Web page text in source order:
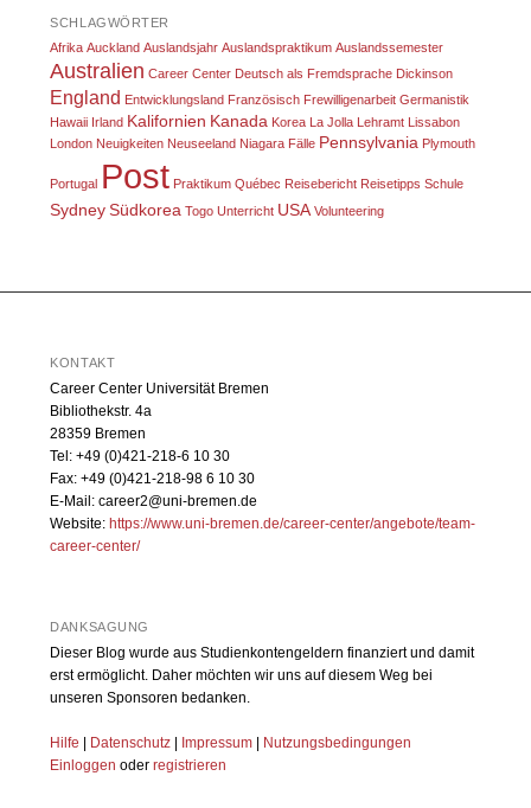
SCHLAGWÖRTER
Afrika Auckland Auslandsjahr Auslandspraktikum Auslandssemester
Australien Career Center Deutsch als Fremdsprache Dickinson
England Entwicklungsland Französisch Frewilligenarbeit Germanistik
Hawaii Irland Kalifornien Kanada Korea La Jolla Lehramt Lissabon
London Neuigkeiten Neuseeland Niagara Fälle Pennsylvania Plymouth
Portugal Post Praktikum Québec Reisebericht Reisetipps Schule
Sydney Südkorea Togo Unterricht USA Volunteering
KONTAKT
Career Center Universität Bremen
Bibliothekstr. 4a
28359 Bremen
Tel: +49 (0)421-218-6 10 30
Fax: +49 (0)421-218-98 6 10 30
E-Mail: career2@uni-bremen.de
Website: https://www.uni-bremen.de/career-center/angebote/team-
career-center/
DANKSAGUNG
Dieser Blog wurde aus Studienkontengeldern finanziert und damit
erst ermöglicht. Daher möchten wir uns auf diesem Weg bei
unseren Sponsoren bedanken.
Hilfe Datenschutz Impressum
Nutzungsbedingungen
Einloggen oderregistrieren